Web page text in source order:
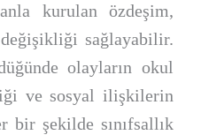
kurulan özdeşim,
sağlayabilir.
olayların okul
ve sosyal ilişkilerin
bir şekilde sınıfsallık